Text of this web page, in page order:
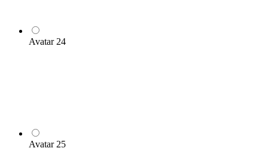
Avatar 24
Avatar 25